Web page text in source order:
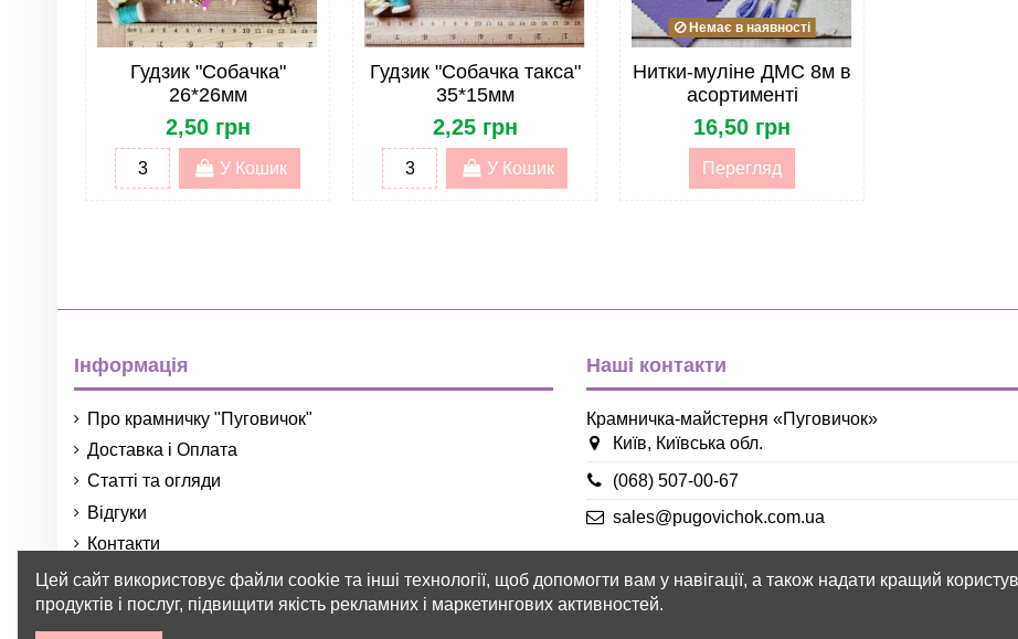
Гудзик "Собачка"
26*26мм
2,50 грн
У Кошик
Гудзик "Собачка такса"
35*15мм
2,25 грн
У Кошик
Немає в наявності
Нитки-муліне ДМС 8м в
асортименті
16,50 грн
Перегляд
Інформація
Про крамничку "Пуговичок"
Доставка і Оплата
Статті та огляди
Відгуки
Контакти
Порядок і умови використання
Наші контакти
Крамничка-майстерня «Пуговичок»
Київ, Київська обл.
(068) 507-00-67
sales@pugovichok.com.ua
Цей сайт використовує файли cookie та інші технології, щоб допомогти вам у навігації, а також надати кращий
продуктів і послуг, підвищити якість рекламних і маркетингових активностей.